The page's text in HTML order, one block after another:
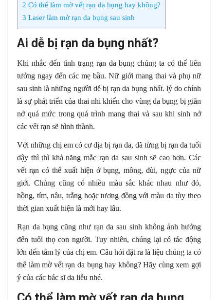
2 Có thể làm mờ vết rạn da bụng hay không?
3 Laser làm mờ rạn da bụng sau sinh
Ai dễ bị rạn da bụng nhất?
Khi nhắc đến tình trạng rạn da bụng chúng ta có thể liên
tưởng ngay đến các mẹ bầu. Nữ giới mang thai và phụ nữ
sau sinh là những người dễ bị rạn da bụng nhất. lý do chính
là sự phát triển của thai nhi khiến cho vùng da bụng bị giãn
nở quá mức trong quá trình mang thai và sau khi sinh nở
các vết rạn sẽ hình thành.
Với những chị em có cơ địa bị rạn da, đã từng bị rạn da tuổi
dậy thì thì khả năng mắc rạn da sau sinh sẽ cao hơn. Các
vết rạn có thể xuất hiện ở bụng, mông, đùi, ngực của nữ
giới. Chúng cũng có nhiều màu sắc khác nhau như đỏ,
hồng, tím, nâu, trắng hoặc tương đồng với màu da tùy theo
thời gian xuất hiện là mới hay lâu.
Rạn da bụng cũng như rạn da sau sinh không ảnh hưởng
đến tuổi thọ con người. Tuy nhiên, chúng lại có tác động
lớn đến tâm lý của chị em. Câu hỏi đặt ra là liệu chúng ta có
thể làm mờ vết rạn da bụng hay không? Hãy cùng xem gợi
ý của các bác sĩ da liễu nhé.